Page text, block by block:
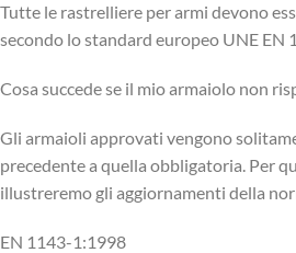
Tutte le rastrelliere per armi devono
secondo lo standard europeo UNE EN
Cosa succede se il mio armaiolo non
Gli armaioli approvati vengono
precedente a quella obbligatoria. Per
illustreremo gli aggiornamenti della
EN 1143-1:1998